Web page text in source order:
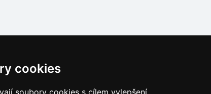
cookies
soubory cookies s cílem vylepšení
České hory